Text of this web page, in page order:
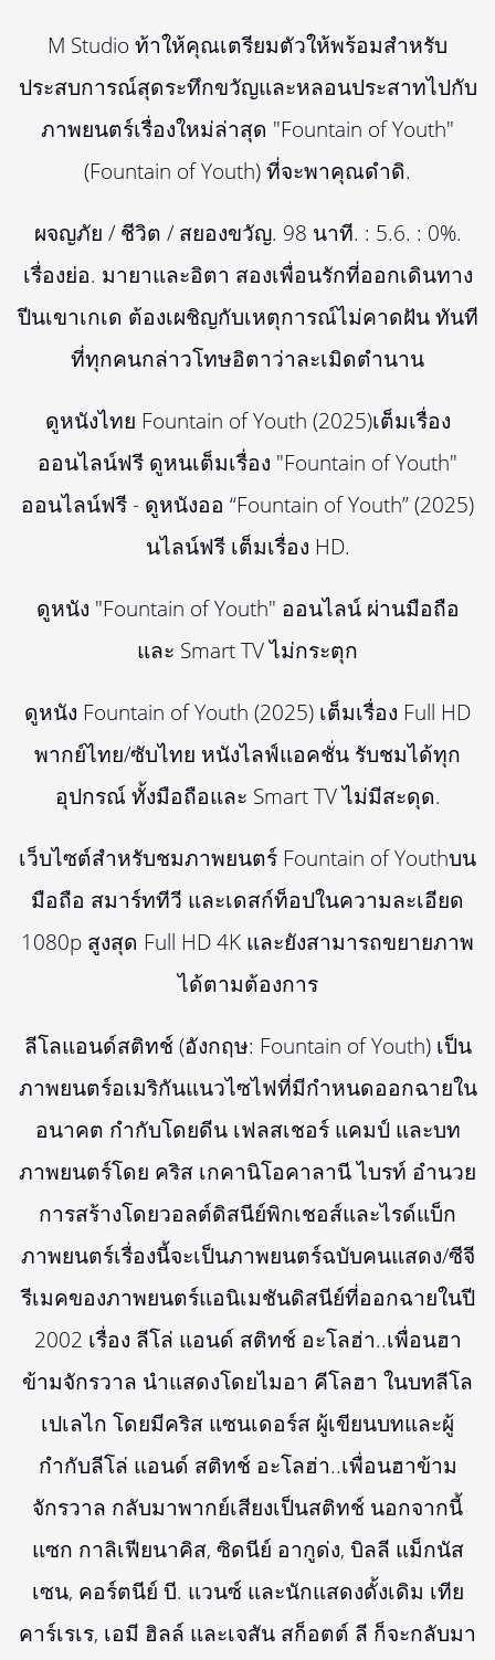
M Studio ท้าให้คุณเตรียมตัวให้พร้อมสำหรับ
ประสบการณ์สุดระทึกขวัญและหลอนประสาทไปกับ
ภาพยนตร์เรื่องใหม่ล่าสุด "Fountain of Youth"
(Fountain of Youth) ที่จะพาคุณดำดิ.
ผจญภัย / ชีวิต / สยองขวัญ. 98 นาที. : 5.6. : 0%.
เรื่องย่อ. มายาและอิตา สองเพื่อนรักที่ออกเดินทาง
ปีนเขาเกเด ต้องเผชิญกับเหตุการณ์ไม่คาดฝัน ทันที
ที่ทุกคนกล่าวโทษอิตาว่าละเมิดตำนาน
ดูหนังไทย Fountain of Youth (2025)เต็มเรื่อง
ออนไลน์ฟรี ดูหนเต็มเรื่อง "Fountain of Youth"
ออนไลน์ฟรี - ดูหนังออ “Fountain of Youth” (2025)
นไลน์ฟรี เต็มเรื่อง HD.
ดูหนัง "Fountain of Youth" ออนไลน์ ผ่านมือถือ
และ Smart TV ไม่กระตุก
ดูหนัง Fountain of Youth (2025) เต็มเรื่อง Full HD
พากย์ไทย/ซับไทย หนังไลฟ์แอคชั่น รับชมได้ทุก
อุปกรณ์ ทั้งมือถือและ Smart TV ไม่มีสะดุด.
เว็บไซต์สำหรับชมภาพยนตร์ Fountain of Youthบน
มือถือ สมาร์ททีวี และเดสก์ท็อปในความละเอียด
1080p สูงสุด Full HD 4K และยังสามารถขยายภาพ
ได้ตามต้องการ
ลีโลแอนด์สติทช์ (อังกฤษ: Fountain of Youth) เป็น
ภาพยนตร์อเมริกันแนวไซไฟที่มีกำหนดออกฉายใน
อนาคต กำกับโดยดีน เฟลสเชอร์ แคมป์ และบท
ภาพยนตร์โดย คริส เกคานิโอคาลานี ไบรท์ อำนวย
การสร้างโดยวอลต์ดิสนีย์พิกเชอส์และไรด์แบ็ก
ภาพยนตร์เรื่องนี้จะเป็นภาพยนตร์ฉบับคนแสดง/ซีจี
รีเมคของภาพยนตร์แอนิเมชันดิสนีย์ที่ออกฉายในปี
2002 เรื่อง ลีโล่ แอนด์ สติทช์ อะโลฮ่า..เพื่อนฮา
ข้ามจักรวาล นำแสดงโดยไมอา คีโลฮา ในบทลีโล
เปเลไก โดยมีคริส แซนเดอร์ส ผู้เขียนบทและผู้
กำกับลีโล่ แอนด์ สติทช์ อะโลฮ่า..เพื่อนฮาข้าม
จักรวาล กลับมาพากย์เสียงเป็นสติทช์ นอกจากนี้
แซก กาลิเฟียนาคิส, ซิดนีย์ อากูด่ง, บิลลี แม็กนัส
เซน, คอร์ตนีย์ บี. แวนซ์ และนักแสดงดั้งเดิม เทีย
คาร์เรเร, เอมี ฮิลล์ และเจสัน สก็อตต์ ลี ก็จะกลับมา